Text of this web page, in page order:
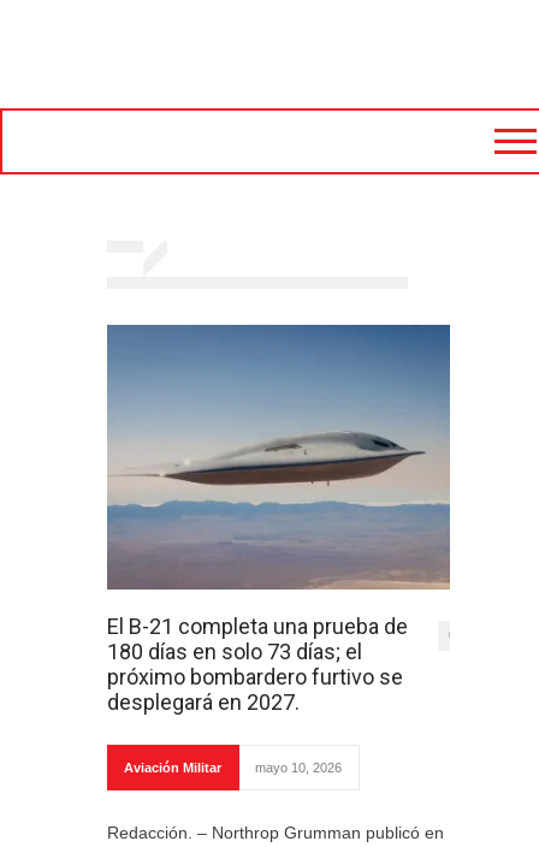
El B-21 completa una prueba de
180 días en solo 73 días; el
próximo bombardero furtivo se
desplegará en 2027.
0
Aviación Militar mayo 10, 2026
Redacción. – Northrop Grumman publicó en